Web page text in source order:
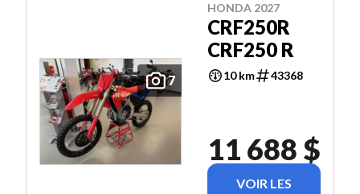
7
HONDA 2027
CRF250R
CRF250 R
10 km 43368
11 688 $
VOIR LES